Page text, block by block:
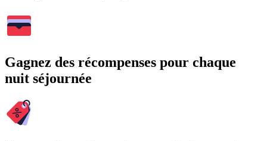
Gagnez des récompenses pour chaque
nuit séjournée